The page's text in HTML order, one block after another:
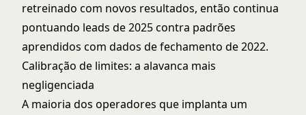
retreinado com novos resultados, então continua
pontuando leads de 2025 contra padrões
aprendidos com dados de fechamento de 2022.
Calibração de limites: a alavanca mais
negligenciada
A maioria dos operadores que implanta um